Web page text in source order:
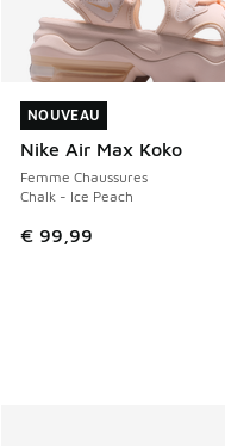
NOUVEAU
Nike Air Max Koko
Femme Chaussures
Chalk - Ice Peach
€ 99,99
NOUVEAU